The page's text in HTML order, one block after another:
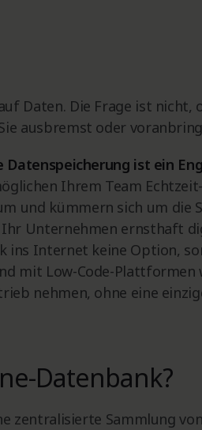
Daten. Die Frage ist nicht,
ausbremst oder
Datenspeicherung ist ein
Ihrem Team
und kümmern sich um die
Ihr Unternehmen ernsthaft
ins Internet keine Option,
mit Low-Code-Plattformen
nehmen, ohne eine
Datenbank?
zentralisierte Sammlung